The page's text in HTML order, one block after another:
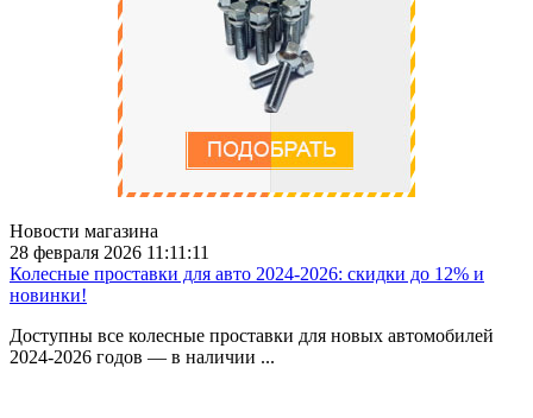
Новости магазина
28 февраля 2026 11:11:11
Колесные проставки для авто 2024-2026: скидки до 12% и
новинки!
Доступны все колесные проставки для новых автомобилей
2024-2026 годов — в наличии ...